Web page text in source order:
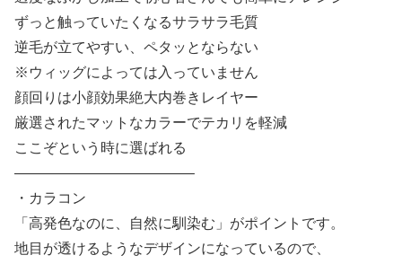
ずっと触っていたくなるサラサラ毛質
逆毛が立てやすい、ペタッとならない
※ウィッグによっては入っていません
顔回りは小顔効果絶大内巻きレイヤー
厳選されたマットなカラーでテカリを軽減
ここぞという時に選ばれる
————————————–
・カラコン
「高発色なのに、自然に馴染む」がポイントです。
地目が透けるようなデザインになっているので、